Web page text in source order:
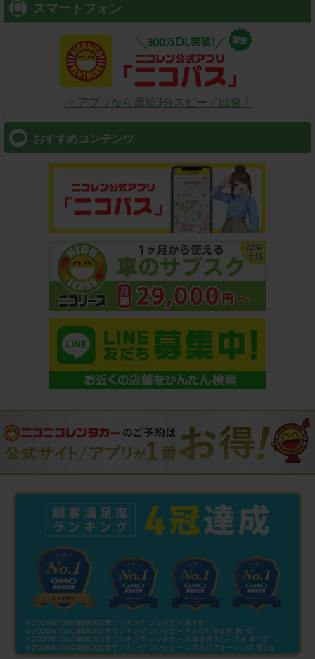
スマートフォン
⇒ アプリなら最短3分スピード出発！
おすすめコンテンツ